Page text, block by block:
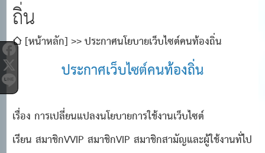
ถิ่น
[หน้าหลัก] ประกาศนโยบายเว็บไซต์คนท้องถิ่น
ประกาศเว็บไซต์คนท้องถิ่น
เรื่อง การเปลี่ยนแปลงนโยบายการใช้งานเว็บไซต์
เรียน สมาชิกVVIP สมาชิกVIP สมาชิกสามัญและผู้ใช้งานทั่ไป